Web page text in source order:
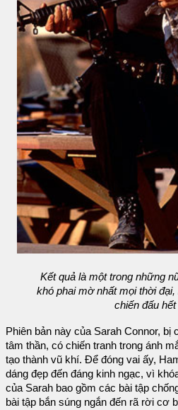
Kết quả là một trong những
khó phai mờ nhất mọi thời
chiến đấu
Phiên bản này của Sarah Connor, bị
tâm thần, có chiến tranh trong ánh
tạo thành vũ khí. Để đóng vai ấy,
dáng đẹp đến đáng kinh ngạc, vì
của Sarah bao gồm các bài tập
bài tập bắn súng ngắn đến rã rời cơ